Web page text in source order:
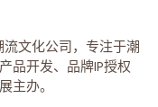
文化公司，专注于潮
品开发、品牌IP授权
主办。